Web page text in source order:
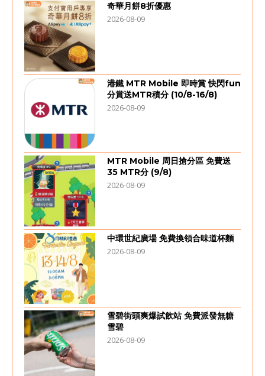
奇華月餅8折優惠
2026-08-09
港鐵 MTR Mobile 即時賞 快閃fun
分賞送MTR積分 (10/8-16/8)
2026-08-09
MTR Mobile 周日搶分區 免費送
35 MTR分 (9/8)
2026-08-09
中環世紀廣場 免費換領合味道杯麵
2026-08-09
雪碧街頭爽爆試飲站 免費派發無糖
雪碧
2026-08-09